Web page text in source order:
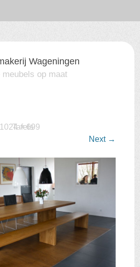
Wageningen
meubels op maat
2016at
1024 × 699
Tafels
Next →